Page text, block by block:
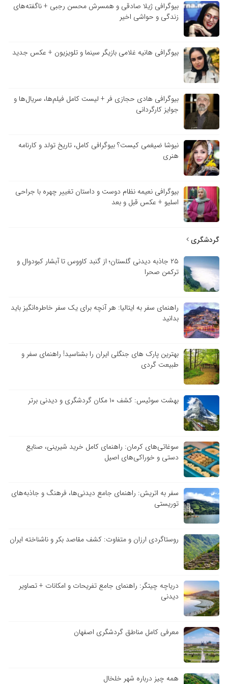
بیوگرافی ژیلا صادقی و همسرش محسن رجبی + ناگفته‌های
زندگی و حواشی اخیر
بیوگرافی هانیه غلامی بازیگر سینما و تلویزیون + عکس جدید
بیوگرافی هادی حجازی فر + لیست کامل فیلم‌ها، سریال‌ها و
جوایز کارگردانی
نیوشا ضیغمی کیست؟ بیوگرافی کامل، تاریخ تولد و کارنامه
هنری
بیوگرافی نعیمه نظام دوست و داستان تغییر چهره با جراحی
اسلیو + عکس قبل و بعد
گردشگری
۲۵ جاذبه دیدنی گلستان؛ از گنبد کاووس تا آبشار کبودوال و
ترکمن صحرا
راهنمای سفر به ایتالیا: هر آنچه برای یک سفر خاطره‌انگیز باید
بدانید
بهترین پارک های جنگلی ایران را بشناسید! راهنمای سفر و
طبیعت گردی
بهشت سوئیس: کشف ۱۰ مکان گردشگری و دیدنی برتر
سوغاتی‌های کرمان: راهنمای کامل خرید شیرینی، صنایع
دستی و خوراکی‌های اصیل
سفر به اتریش: راهنمای جامع دیدنی‌ها، فرهنگ و جاذبه‌های
توریستی
روستاگردی ارزان و متفاوت: کشف مقاصد بکر و ناشناخته ایران
دریاچه چیتگر: راهنمای جامع تفریحات و امکانات + تصاویر
دیدنی
معرفی کامل مناطق گردشگری اصفهان
همه چیز درباره شهر خلخال